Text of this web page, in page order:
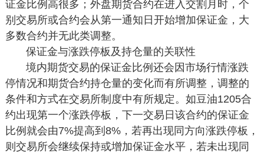
证金比例高很多；外盘期货合约在进入交割月时，个
别交易所或合约会从第一通知日开始增加保证金，大
多数合约并无此类调整。
保证金与涨跌停板及持仓量的关联性
境内期货交易的保证金比例还会因市场行情涨跌
停情况和期货合约持仓量的变化而有所调整，调整的
条件和方式在交易所制度中有所规定。如豆油1205合
约出现第一个涨跌停板，下一交易日该合约的保证金
比例就会由7%提高到8%，若再出现同方向涨跌停板，
则交易所会继续保持或增加保证金水平，若未出现同